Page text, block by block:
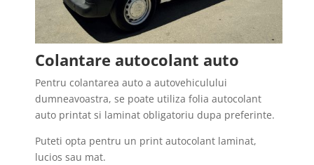
Colantare autocolant auto
Pentru colantarea auto a autovehiculului
dumneavoastra, se poate utiliza folia autocolant
auto printat si laminat obligatoriu dupa preferinte.
Puteti opta pentru un print autocolant laminat,
lucios sau mat.